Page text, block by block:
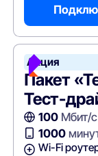
Акция
Пакет
Тест-
100Мбит/с
1000
Wi-Fi